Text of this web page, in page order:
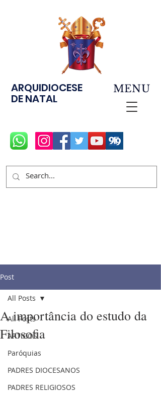
ARQUIDIOCESE
DE NATAL
MENU
Post
All Posts
ARTIGOS
Paróquias
PADRES DIOCESANOS
PADRES RELIGIOSOS
All Posts
A importância do estudo da
Filosofia